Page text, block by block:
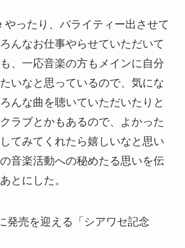
やったり、バライティー出させて
んなお仕事やらせていただいて
、一応音楽の方もメインに自分
いなと思っているので、気にな
んな曲を聴いていただいたりと
ラブとかもあるので、よかった
てみてくれたら嬉しいなと思い
音楽活動への秘めたる思いを伝
とにした。
発売を迎える「シアワセ記念